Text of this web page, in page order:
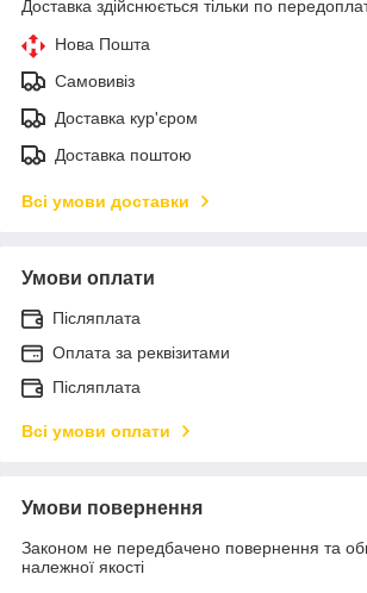
Доставка здійснюється тільки по
Нова Пошта
Самовивіз
Доставка кур'єром
Доставка поштою
Всі умови доставки
Умови оплати
Післяплата
Оплата за реквізитами
Післяплата
Всі умови оплати
Умови повернення
Законом не передбачено повернення та
належної якості